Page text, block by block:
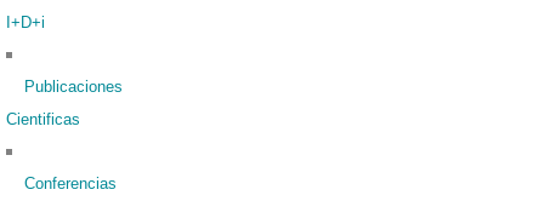
I+D+i
Publicaciones
Cientificas
Conferencias